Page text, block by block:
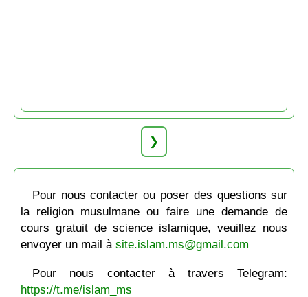
❯
Pour nous contacter ou poser des questions sur
la religion musulmane ou faire une demande de
cours gratuit de science islamique, veuillez nous
envoyer un mail à site.islam.ms@gmail.com
Pour nous contacter à travers Telegram:
https://t.me/islam_ms